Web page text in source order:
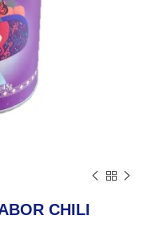
CHILI